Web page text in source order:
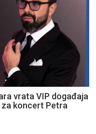
vrata VIP događaja
koncert Petra